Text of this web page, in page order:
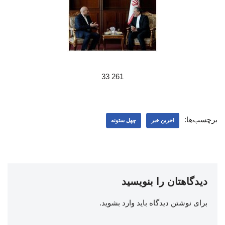
261 33
برچسب‌ها: اخرین خبر چهل ستونه
دیدگاهتان را بنویسید
برای نوشتن دیدگاه باید وارد بشوید.